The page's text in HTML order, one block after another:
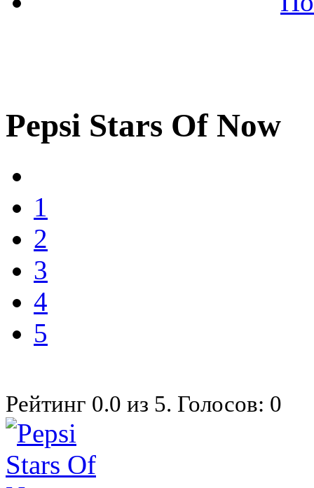
Pepsi Stars Of Now
1
2
3
4
5
Рейтинг 0.0 из 5. Голосов: 0